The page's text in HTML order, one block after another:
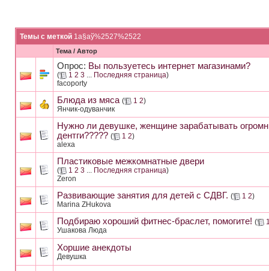
Темы с меткой 1а§аў%2527%2522
Тема / Автор
Опрос: Вы пользуетесь интернет магазинами?
( 1 2 3 ... Последняя страница)
facoporty
Блюда из мяса ( 1 2)
Янчик-одуванчик
Нужно ли девушке, женщине зарабатывать
дентги????? ( 1 2)
alexa
Пластиковые межкомнатные двери
( 1 2 3 ... Последняя страница)
Zeron
Развивающие занятия для детей с СДВГ. ( 1 2)
Marina ZHukova
Подбираю хороший фитнес-браслет, помогите! (
Ушакова Люда
Хоршие анекдоты
Девушка